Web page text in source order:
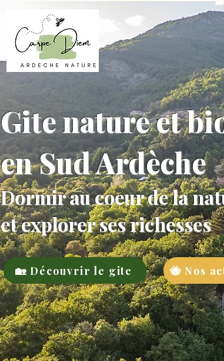
Gite nature et
en Sud Ardèche
Dormir au coeur de la
et explorer ses richesses
🏡 Découvrir le gite 🐝 Nos